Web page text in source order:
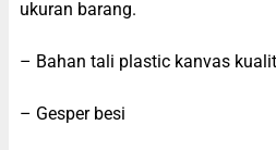
ukuran barang.
– Bahan tali plastic kanvas
– Gesper besi